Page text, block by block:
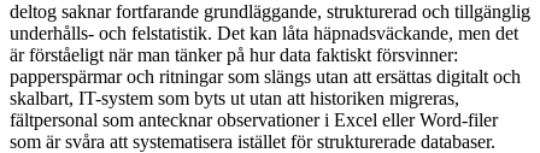
deltog saknar fortfarande grundläggande, strukturerad och tillgänglig
underhålls- och felstatistik. Det kan låta häpnadsväckande, men det
är förståeligt när man tänker på hur data faktiskt försvinner:
papperspärmar och ritningar som slängs utan att ersättas digitalt och
skalbart, IT-system som byts ut utan att historiken migreras,
fältpersonal som antecknar observationer i Excel eller Word-filer
som är svåra att systematisera istället för strukturerade databaser.